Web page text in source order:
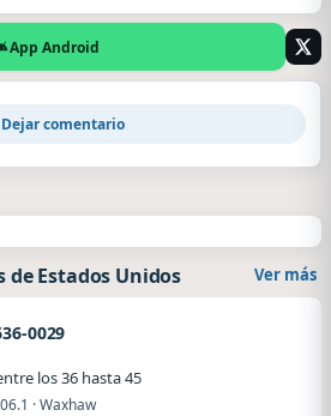
App Android
Dejar comentario
Estados Unidos Ver más
0029
los 36 hasta 45
· Waxhaw